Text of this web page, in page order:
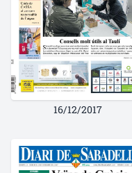
16/12/2017